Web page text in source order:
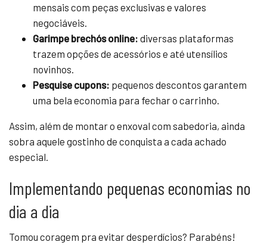
mensais com peças exclusivas e valores
negociáveis.
Garimpe brechós online: diversas plataformas
trazem opções de acessórios e até utensílios
novinhos.
Pesquise cupons: pequenos descontos garantem
uma bela economia para fechar o carrinho.
Assim, além de montar o enxoval com sabedoria, ainda
sobra aquele gostinho de conquista a cada achado
especial.
Implementando pequenas economias no
dia a dia
Tomou coragem pra evitar desperdícios? Parabéns!